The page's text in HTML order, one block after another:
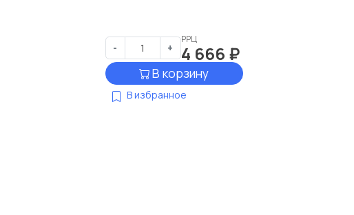
- +
РРЦ
4 666 ₽
В корзину
В избранное